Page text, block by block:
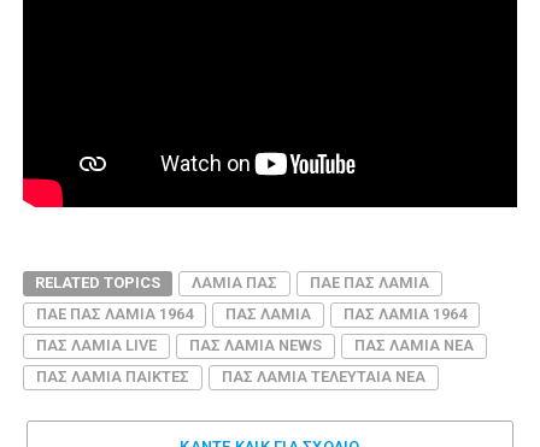
RELATED TOPICS ΛΑΜΙΑ ΠΑΣ
ΠΑΕ ΠΑΣ ΛΑΜΙΑ
ΠΑΕ ΠΑΣ ΛΑΜΙΑ 1964
ΠΑΣ ΛΑΜΙΑ
ΠΑΣ ΛΑΜΙΑ 1964
ΠΑΣ ΛΑΜΙΑ LIVE
ΠΑΣ ΛΑΜΙΑ NEWS
ΠΑΣ ΛΑΜΙΑ ΝΕΑ
ΠΑΣ ΛΑΜΙΑ ΠΑΙΚΤΕΣ
ΠΑΣ ΛΑΜΙΑ ΤΕΛΕΥΤΑΙΑ ΝΕΑ